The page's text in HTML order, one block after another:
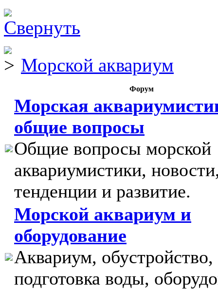
Морской аквариум
Форум
Морская
общие вопросы
Общие вопросы морской
аквариумистики,
тенденции и развитие.
Морской аквариум и
оборудование
Аквариум, обустройство,
подготовка воды,